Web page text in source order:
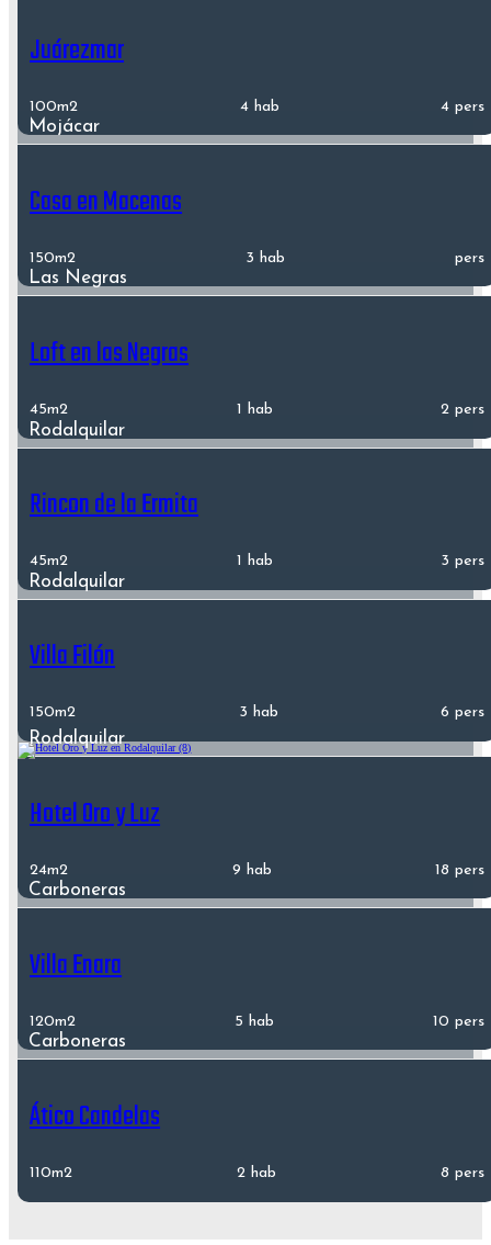
Juárezmar
100m2 4 hab 4 pers
Mojácar
Casa en Macenas
150m2 3 hab pers
Las Negras
Loft en las Negras
45m2 1 hab 2 pers
Rodalquilar
Rincon de la Ermita
45m2 1 hab 3 pers
Rodalquilar
Villa Filón
150m2 3 hab 6 pers
Rodalquilar
Hotel Oro y Luz
24m2 9 hab 18 pers
Carboneras
Villa Enara
120m2 5 hab 10 pers
Carboneras
Ático Candelas
110m2 2 hab 8 pers